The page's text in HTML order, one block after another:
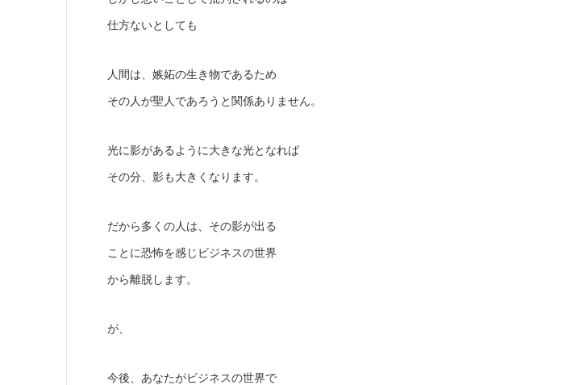
仕方ないとしても
人間は、嫉妬の生き物であるため
その人が聖人であろうと関係ありません。
光に影があるように大きな光となれば
その分、影も大きくなります。
だから多くの人は、その影が出る
ことに恐怖を感じビジネスの世界
から離脱します。
が、
今後、あなたがビジネスの世界で